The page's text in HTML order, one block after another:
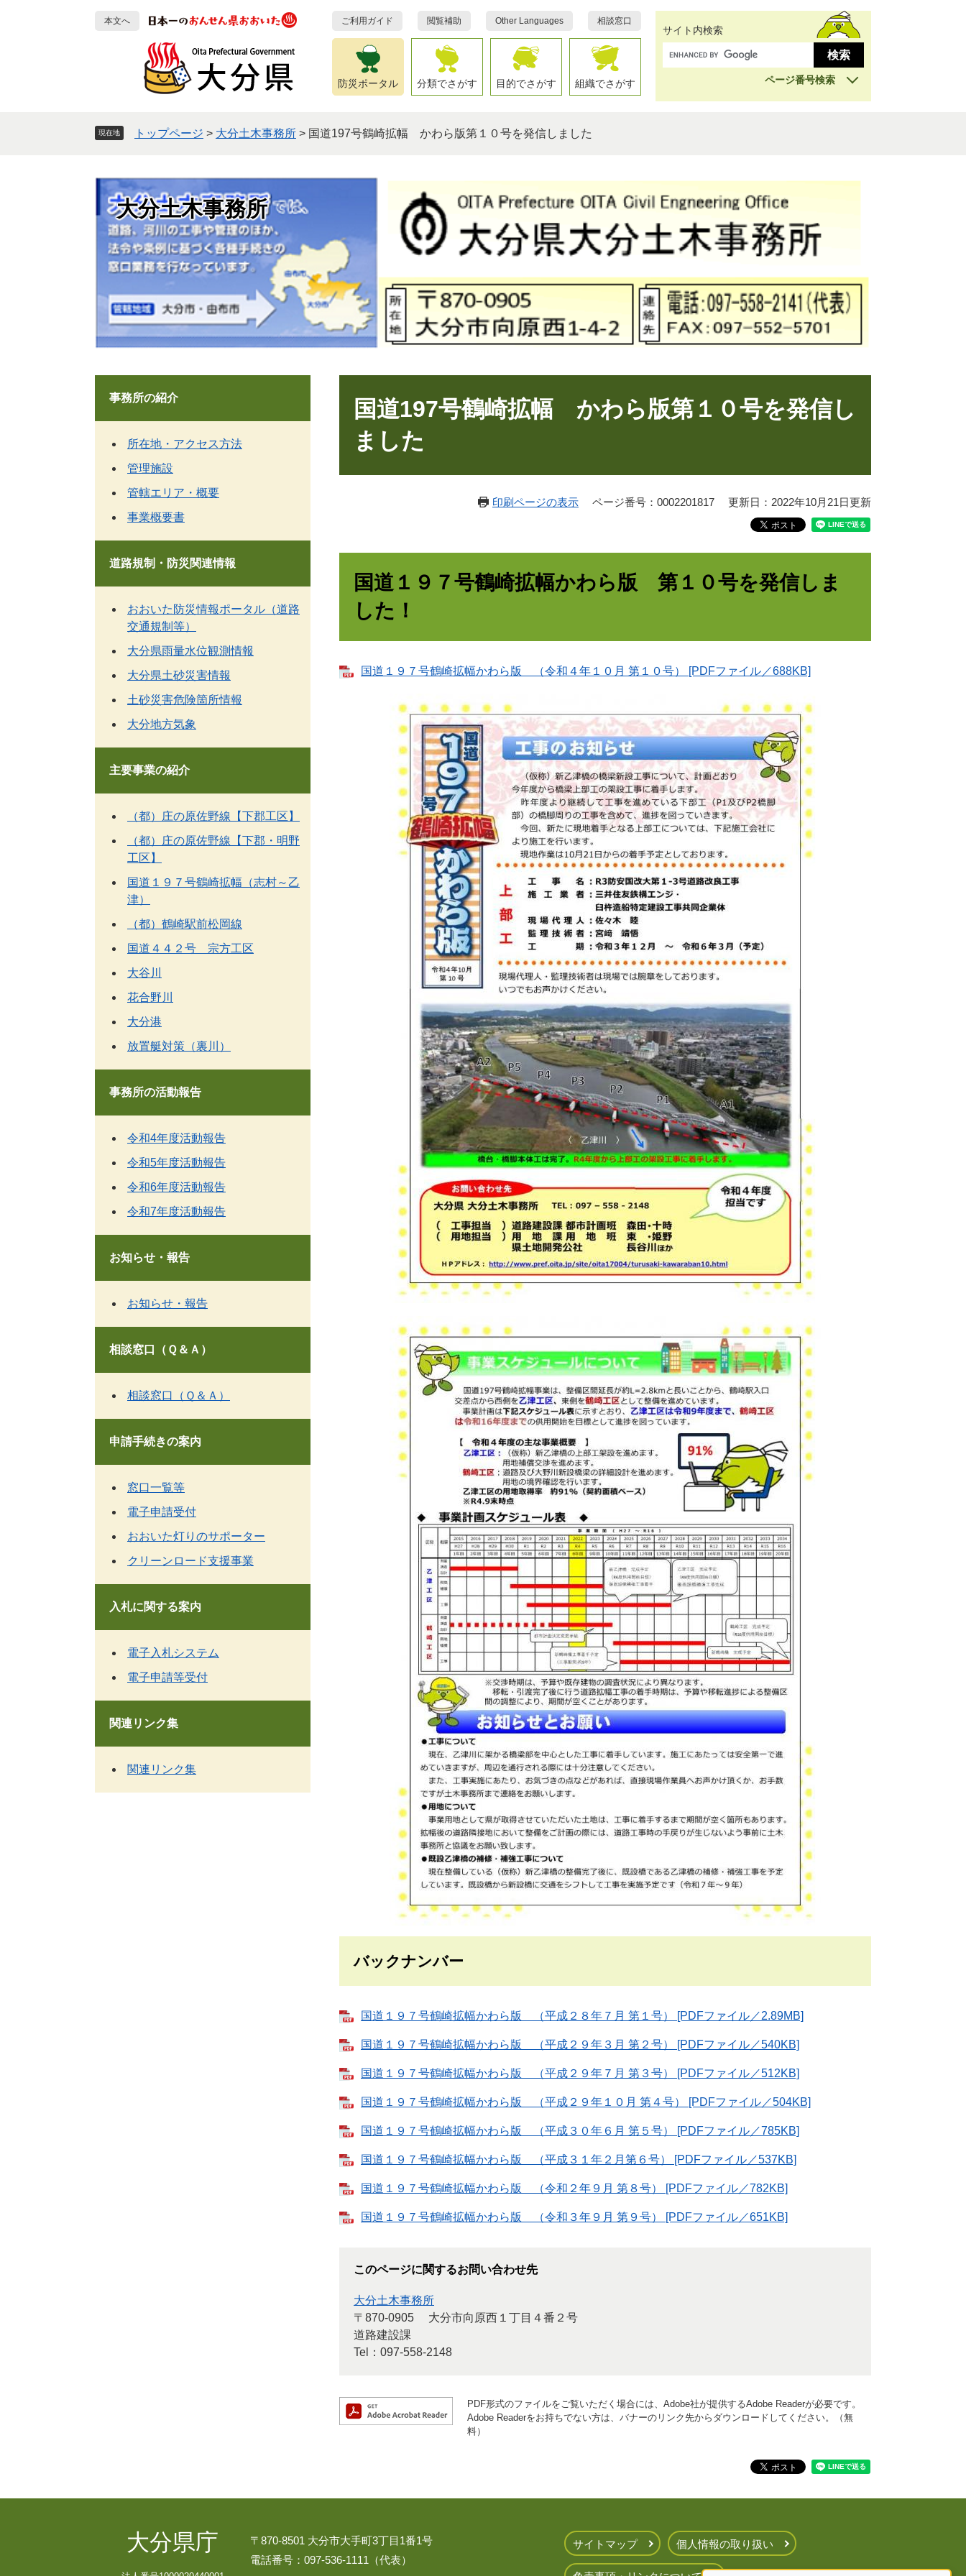
本文へ ご利用ガイド 閲覧補助 Other Languages 相談窓口
防災ポータル 分類でさがす 目的でさがす 組織でさがす
サイト内検索
ページ番号検索
現在地 トップページ > 大分土木事務所 > 国道197号鶴崎拡幅 かわら版第１０号を発信しました
大分土木事務所
国道197号鶴崎拡幅 かわら版第１０号を発信し
ました
印刷ページの表示 ページ番号：0002201817 更新日：2022年10月21日更新
国道１９７号鶴崎拡幅かわら版 第１０号を発信しま
した！
国道１９７号鶴崎拡幅かわら版 （令和４年１０月 第１０号） [PDFファイル／688KB]
バックナンバー
国道１９７号鶴崎拡幅かわら版 （平成２８年７月 第１号） [PDFファイル／2.89MB]
国道１９７号鶴崎拡幅かわら版 （平成２９年３月 第２号） [PDFファイル／540KB]
国道１９７号鶴崎拡幅かわら版 （平成２９年７月 第３号） [PDFファイル／512KB]
国道１９７号鶴崎拡幅かわら版 （平成２９年１０月 第４号） [PDFファイル／504KB]
国道１９７号鶴崎拡幅かわら版 （平成３０年６月 第５号） [PDFファイル／785KB]
国道１９７号鶴崎拡幅かわら版 （平成３１年２月第６号） [PDFファイル／537KB]
国道１９７号鶴崎拡幅かわら版 （令和２年９月 第８号） [PDFファイル／782KB]
国道１９７号鶴崎拡幅かわら版 （令和３年９月 第９号） [PDFファイル／651KB]
このページに関するお問い合わせ先
大分土木事務所
〒870-0905
大分市向原西１丁目４番２号
道路建設課
Tel：097-558-2148
PDF形式のファイルをご覧いただく場合には、Adobe社が提供するAdobe Readerが必要です。
Adobe Readerをお持ちでない方は、バナーのリンク先からダウンロードしてください。（無
料）
事務所の紹介
所在地・アクセス方法
管理施設
管轄エリア・概要
事業概要書
道路規制・防災関連情報
おおいた防災情報ポータル（道路
交通規制等）
大分県雨量水位観測情報
大分県土砂災害情報
土砂災害危険箇所情報
大分地方気象
主要事業の紹介
（都）庄の原佐野線【下郡工区】
（都）庄の原佐野線【下郡・明野
工区】
国道１９７号鶴崎拡幅（志村～乙
津）
（都）鶴崎駅前松岡線
国道４４２号 宗方工区
大谷川
花合野川
大分港
放置艇対策（裏川）
事務所の活動報告
令和4年度活動報告
令和5年度活動報告
令和6年度活動報告
令和7年度活動報告
お知らせ・報告
お知らせ・報告
相談窓口（Ｑ＆Ａ）
相談窓口（Ｑ＆Ａ）
申請手続きの案内
窓口一覧等
電子申請受付
おおいた灯りのサポーター
クリーンロード支援事業
入札に関する案内
電子入札システム
電子申請等受付
関連リンク集
関連リンク集
大分県庁
〒870-8501 大分市大手町3丁目1番1号
電話番号：097-536-1111（代表）
サイトマップ 個人情報の取り扱い